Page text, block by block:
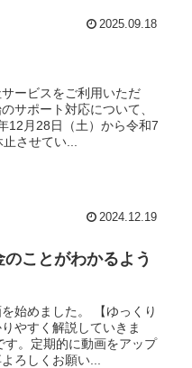
2025.09.18
ービスをご利用いただ
サポート対応について、
12月28日（土）から令和7
させてい...
2024.12.19
ことがわかるよう
始めました。 【ゆっくり
やすく解説していきま
。定期的に動画をアップ
ろしくお願い...